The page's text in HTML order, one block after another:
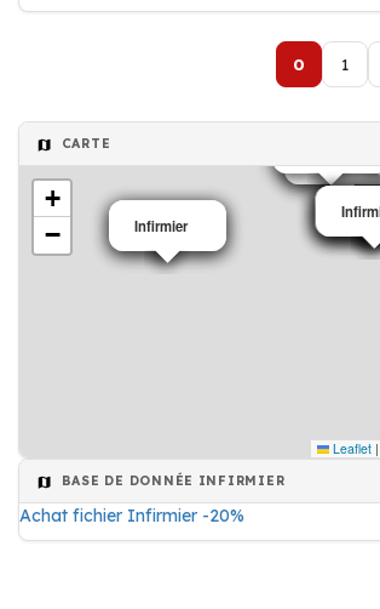
0 1
CARTE
Infirmier
Infirmier
Infirmier
+
−
Leaflet |
BASE DE DONNÉE INFIRMIER
Achat fichier Infirmier -20%